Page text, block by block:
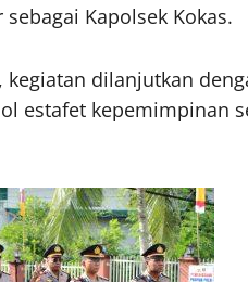
sebagai Kapolsek Kokas.
kegiatan dilanjutkan
estafet kepemimpinan